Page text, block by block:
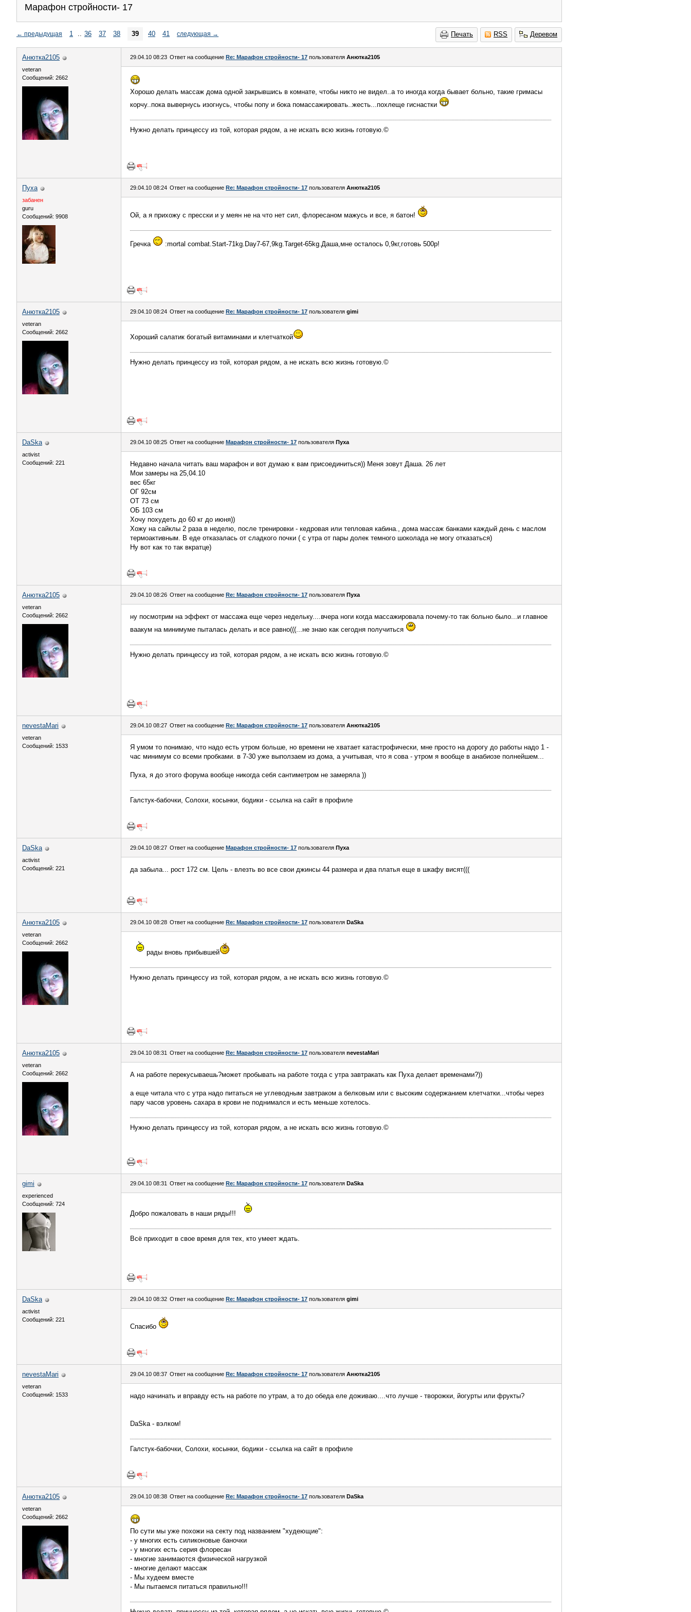
Марафон стройности- 17
Печать RSS Деревом
← предыдущая 1 .. 36 37 38 39 40 41 следующая →
Анютка2105
veteran
Сообщений: 2662
29.04.10 08:23 Ответ на сообщение Re: Марафон стройности- 17 пользователя Анютка2105
Хорошо делать массаж дома одной закрывшись в комнате, чтобы никто не видел..а то иногда когда бывает больно, такие гримасы
корчу..пока вывернусь изогнусь, чтобы попу и бока помассажировать..жесть...похлеще гиснастки
Нужно делать принцессу из той, которая рядом, а не искать всю жизнь готовую.©
Пуха
забанен
guru
Сообщений: 9908
29.04.10 08:24 Ответ на сообщение Re: Марафон стройности- 17 пользователя Анютка2105
Ой, а я прихожу с пресски и у меян не на что нет сил, флоресаном мажусь и все, я батон!
Гречка :mortal combat.Start-71kg.Day7-67,9kg.Target-65kg.Даша,мне осталось 0,9кг,готовь 500р!
Анютка2105
veteran
Сообщений: 2662
29.04.10 08:24 Ответ на сообщение Re: Марафон стройности- 17 пользователя gimi
Хороший салатик богатый витаминами и клетчаткой
Нужно делать принцессу из той, которая рядом, а не искать всю жизнь готовую.©
DaSka
activist
Сообщений: 221
29.04.10 08:25 Ответ на сообщение Марафон стройности- 17 пользователя Пуха
Недавно начала читать ваш марафон и вот думаю к вам присоединиться)) Меня зовут Даша. 26 лет
Мои замеры на 25,04.10
вес 65кг
ОГ 92см
ОТ 73 см
ОБ 103 см
Хочу похудеть до 60 кг до июня))
Хожу на сайклы 2 раза в неделю, после тренировки - кедровая или тепловая кабина., дома массаж банками каждый день с маслом
термоактивным. В еде отказалась от сладкого почки ( с утра от пары долек темного шоколада не могу отказаться)
Ну вот как то так вкратце)
Анютка2105
veteran
Сообщений: 2662
29.04.10 08:26 Ответ на сообщение Re: Марафон стройности- 17 пользователя Пуха
ну посмотрим на эффект от массажа еще через недельку....вчера ноги когда массажировала почему-то так больно было...и главное
ваакум на минимуме пыталась делать и все равно(((...не знаю как сегодня получиться
Нужно делать принцессу из той, которая рядом, а не искать всю жизнь готовую.©
nevestaMari
veteran
Сообщений: 1533
29.04.10 08:27 Ответ на сообщение Re: Марафон стройности- 17 пользователя Анютка2105
Я умом то понимаю, что надо есть утром больше, но времени не хватает катастрофически, мне просто на дорогу до работы надо 1 -
час минимум со всеми пробками. в 7-30 уже выползаем из дома, а учитывая, что я сова - утром я вообще в анабиозе полнейшем...
Пуха, я до этого форума вообще никогда себя сантиметром не замеряла ))
Галстук-бабочки, Солохи, косынки, бодики - ссылка на сайт в профиле
DaSka
activist
Сообщений: 221
29.04.10 08:27 Ответ на сообщение Марафон стройности- 17 пользователя Пуха
да забыла... рост 172 см. Цель - влезть во все свои джинсы 44 размера и два платья еще в шкафу висят(((
Анютка2105
veteran
Сообщений: 2662
29.04.10 08:28 Ответ на сообщение Re: Марафон стройности- 17 пользователя DaSka
рады вновь прибывшей
Нужно делать принцессу из той, которая рядом, а не искать всю жизнь готовую.©
Анютка2105
veteran
Сообщений: 2662
29.04.10 08:31 Ответ на сообщение Re: Марафон стройности- 17 пользователя nevestaMari
А на работе перекусываешь?может пробывать на работе тогда с утра завтракать как Пуха делает временами?))
а еще читала что с утра надо питаться не углеводным завтраком а белковым или с высоким содержанием клетчатки...чтобы через
пару часов уровень сахара в крови не поднимался и есть меньше хотелось.
Нужно делать принцессу из той, которая рядом, а не искать всю жизнь готовую.©
gimi
experienced
Сообщений: 724
29.04.10 08:31 Ответ на сообщение Re: Марафон стройности- 17 пользователя DaSka
Добро пожаловать в наши ряды!!!
Всё приходит в свое время для тех, кто умеет ждать.
DaSka
activist
Сообщений: 221
29.04.10 08:32 Ответ на сообщение Re: Марафон стройности- 17 пользователя gimi
Спасибо
nevestaMari
veteran
Сообщений: 1533
29.04.10 08:37 Ответ на сообщение Re: Марафон стройности- 17 пользователя Анютка2105
надо начинать и вправду есть на работе по утрам, а то до обеда еле доживаю....что лучше - творожки, йогурты или фрукты?
DaSka - вэлком!
Галстук-бабочки, Солохи, косынки, бодики - ссылка на сайт в профиле
Анютка2105
veteran
Сообщений: 2662
29.04.10 08:38 Ответ на сообщение Re: Марафон стройности- 17 пользователя DaSka
По сути мы уже похожи на секту под названием "худеющие":
- у многих есть силиконовые баночки
- у многих есть серия флоресан
- многие занимаются физической нагрузкой
- многие делают массаж
- Мы худеем вместе
- Мы пытаемся питаться правильно!!!